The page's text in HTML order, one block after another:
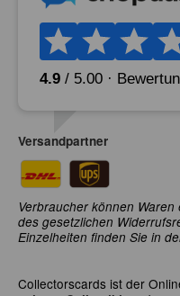
Versandpartner
Verbraucher können
des gesetzlichen
Einzelheiten finden Sie in
Collectorscards ist der